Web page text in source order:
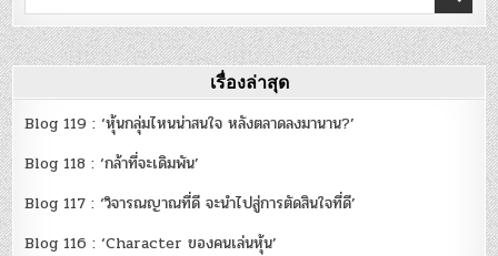
for:
เรื่องล่าสุด
Blog 119 : ‘หุ้นกลุ่มไหนน่าสนใจ หลังตลาดลงมานาน?’
Blog 118 : ‘กล้าที่จะเดิมพัน’
Blog 117 : ‘วิจารณญาณที่ดี จะนำไปสู่การตัดสินใจที่ดี’
Blog 116 : ‘Character ของคนเล่นหุ้น’